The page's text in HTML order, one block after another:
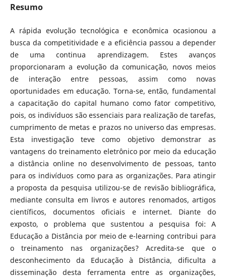
Resumo
A rápida evolução tecnológica e econômica ocasionou a
busca da competitividade e a eficiência passou a depender
de uma continua aprendizagem. Estes avanços
proporcionaram a evolução da comunicação, novos meios
de interação entre pessoas, assim como novas
oportunidades em educação. Torna-se, então, fundamental
a capacitação do capital humano como fator competitivo,
pois, os indivíduos são essenciais para realização de tarefas,
cumprimento de metas e prazos no universo das empresas.
Esta investigação teve como objetivo demonstrar as
vantagens do treinamento eletrônico por meio da educação
a distância online no desenvolvimento de pessoas, tanto
para os indivíduos como para as organizações. Para atingir
a proposta da pesquisa utilizou-se de revisão bibliográfica,
mediante consulta em livros e autores renomados, artigos
científicos, documentos oficiais e internet. Diante do
exposto, o problema que sustentou a pesquisa foi: A
Educação a Distância por meio de e-learning contribui para
o treinamento nas organizações? Acredita-se que o
desconhecimento da Educação à Distância, dificulta a
disseminação desta ferramenta entre as organizações,